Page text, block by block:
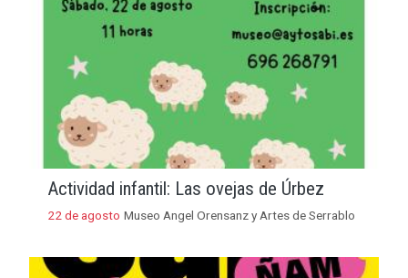
Actividad infantil: Las ovejas de Úrbez
22 de agosto Museo Angel Orensanz y Artes de Serrablo